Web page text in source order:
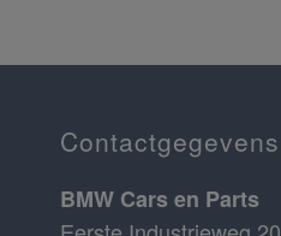
Contactgegevens
BMW Cars en Parts